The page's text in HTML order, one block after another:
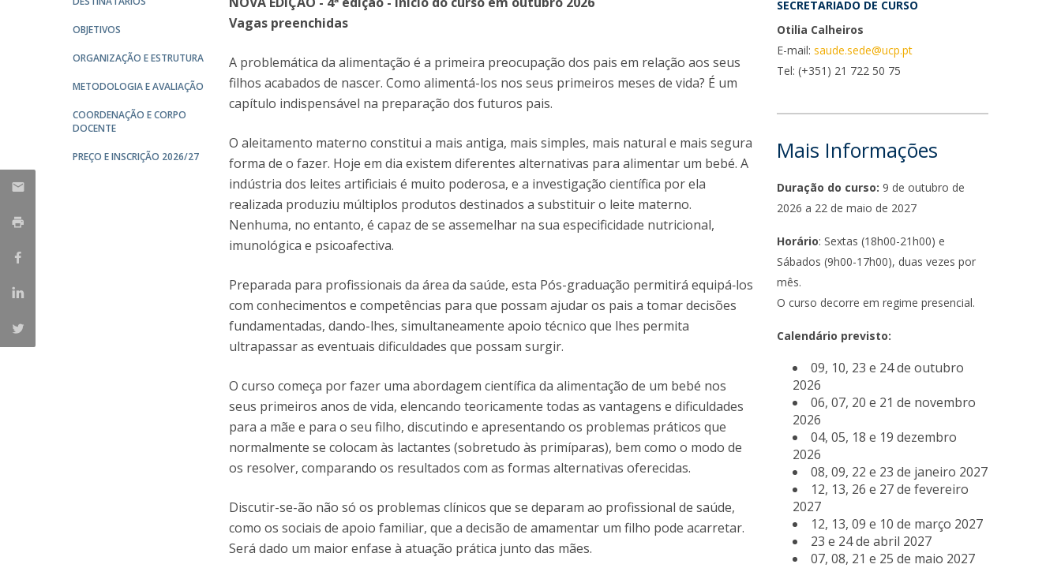
Microcredenciais
Transform4Europe
UCP2 Mental Health
UCP4SUCCESS
OBJETIVOS
ORGANIZAÇÃO E ESTRUTURA
METODOLOGIA E AVALIAÇÃO
COORDENAÇÃO E CORPO
DOCENTE
PREÇO E INSCRIÇÃO 2026/27
Vagas preenchidas
A problemática da alimentação é a primeira preocupação dos pais em relação aos seus
filhos acabados de nascer. Como alimentá-los nos seus primeiros meses de vida? É um
capítulo indispensável na preparação dos futuros pais.
O aleitamento materno constitui a mais antiga, mais simples, mais natural e mais segura
forma de o fazer. Hoje em dia existem diferentes alternativas para alimentar um bebé. A
indústria dos leites artificiais é muito poderosa, e a investigação científica por ela
realizada produziu múltiplos produtos destinados a substituir o leite materno.
Nenhuma, no entanto, é capaz de se assemelhar na sua especificidade nutricional,
imunológica e psicoafectiva.
Preparada para profissionais da área da saúde, esta Pós-graduação permitirá equipá‑los
com conhecimentos e competências para que possam ajudar os pais a tomar decisões
fundamentadas, dando-lhes, simultaneamente apoio técnico que lhes permita
ultrapassar as eventuais dificuldades que possam surgir.
O curso começa por fazer uma abordagem científica da alimentação de um bebé nos
seus primeiros anos de vida, elencando teoricamente todas as vantagens e dificuldades
para a mãe e para o seu filho, discutindo e apresentando os problemas práticos que
normalmente se colocam às lactantes (sobretudo às primíparas), bem como o modo de
os resolver, comparando os resultados com as formas alternativas oferecidas.
Discutir-se-ão não só os problemas clínicos que se deparam ao profissional de saúde,
como os sociais de apoio familiar, que a decisão de amamentar um filho pode acarretar.
Será dado um maior enfase à atuação prática junto das mães.
SECRETARIADO DE CURSO
Otilia Calheiros
E-mail:saude.sede@ucp.pt
Tel: (+351) 21 722 50 75
Mais Informações
Duração do curso: 9 de outubro de
2026 a 22 de maio de 2027
Horário: Sextas (18h00-21h00) e
Sábados (9h00-17h00), duas vezes por
mês.
O curso decorre em regime presencial.
Calendário previsto:
09, 10, 23 e 24 de outubro
2026
06, 07, 20 e 21 de novembro
2026
04, 05, 18 e 19 dezembro
2026
08, 09, 22 e 23 de janeiro 2027
12, 13, 26 e 27 de fevereiro
2027
12, 13, 09 e 10 de março 2027
23 e 24 de abril 2027
07, 08, 21 e 25 de maio 2027